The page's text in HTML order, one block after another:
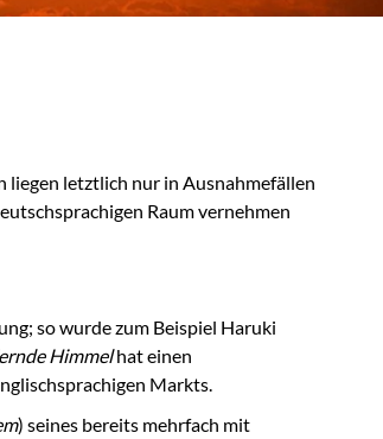
liegen letztlich nur in Ausnahmefällen
Raum vernehmen
so wurde zum Beispiel Haruki
Himmelhat einen
Markts.
) seines bereits mehrfach mit